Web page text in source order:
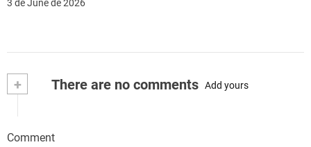
3 de June de 2026
+ There are no comments Add yours
Comment